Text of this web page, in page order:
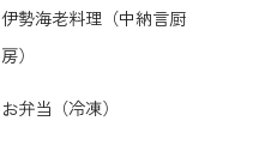
伊勢海老料理（中納言厨
房）
お弁当（冷凍）